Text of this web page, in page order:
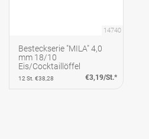
14740
Besteckserie "MILA" 4,0
mm 18/10
Eis/Cocktaillöffel
12 St. €38,28 €3,19/St.*